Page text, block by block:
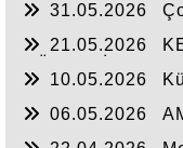
31.05.2026
21.05.2026
10.05.2026
06.05.2026